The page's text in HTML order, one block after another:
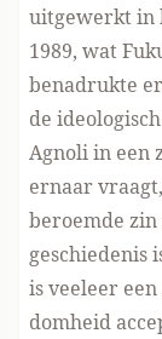
uitgewerkt in
1989, wat
benadrukte
de
Agnoli in een
ernaar
beroemde zin
geschiedenis
is veeleer
domheid